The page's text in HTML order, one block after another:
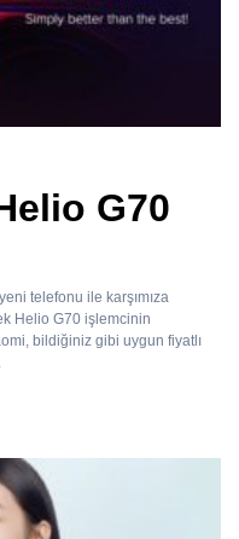
G70
telefonu ile karşımıza
Helio G70 işlemcinin
bildiğiniz gibi uygun fiyatlı